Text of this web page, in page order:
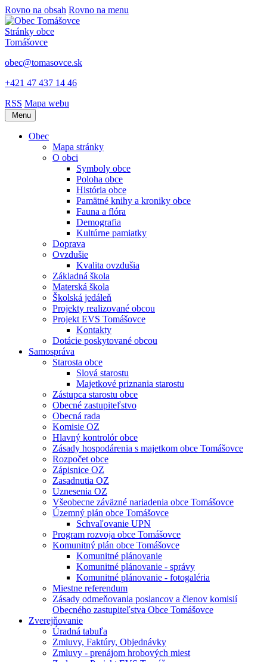
Rovno na obsah Rovno na menu
Stránky obce
Tomášovce
obec@tomasovce.sk
+421 47 437 14 46
RSS Mapa webu
Menu
Obec
Mapa stránky
O obci
Symboly obce
Poloha obce
História obce
Pamätné knihy a kroniky obce
Fauna a flóra
Demografia
Kultúrne pamiatky
Doprava
Ovzdušie
Kvalita ovzdušia
Základná škola
Materská škola
Školská jedáleň
Projekty realizované obcou
Projekt EVS Tomášovce
Kontakty
Dotácie poskytované obcou
Samospráva
Starosta obce
Slová starostu
Majetkové priznania starostu
Zástupca starostu obce
Obecné zastupiteľstvo
Obecná rada
Komisie OZ
Hlavný kontrolór obce
Zásady hospodárenia s majetkom obce Tomášovce
Rozpočet obce
Zápisnice OZ
Zasadnutia OZ
Uznesenia OZ
Všeobecne záväzné nariadenia obce Tomášovce
Územný plán obce Tomášovce
Schvaľovanie UPN
Program rozvoja obce Tomášovce
Komunitný plán obce Tomášovce
Komunitné plánovanie
Komunitné plánovanie - správy
Komunitné plánovanie - fotogaléria
Miestne referendum
Zásady odmeňovania poslancov a členov komisií
Obecného zastupiteľstva Obce Tomášovce
Zverejňovanie
Úradná tabuľa
Zmluvy, Faktúry, Objednávky
Zmluvy - prenájom hrobových miest